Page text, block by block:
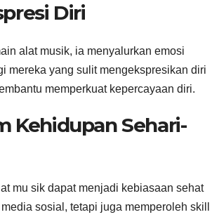
Diri
alat musik, ia menyalurkan emosi
mereka yang sulit mengekspresikan diri
memperkuat kepercayaan diri.
Kehidupan Sehari-
mu sik dapat menjadi kebiasaan sehat
sosial, tetapi juga memperoleh skill